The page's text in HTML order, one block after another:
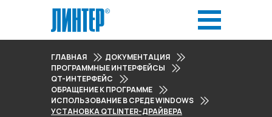
ГЛАВНАЯ
ДОКУМЕНТАЦИЯ
ПРОГРАММНЫЕ ИНТЕРФЕЙСЫ
QT-ИНТЕРФЕЙС
ОБРАЩЕНИЕ К ПРОГРАММЕ
ИСПОЛЬЗОВАНИЕ В СРЕДЕ WINDOWS
УСТАНОВКА QTLINTER-ДРАЙВЕРА